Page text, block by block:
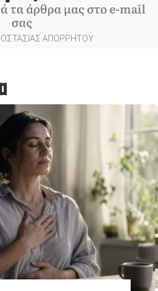
τα άρθρα μας στο e-mail
σας
ΑΠΟΡΡΗΤΟΥ